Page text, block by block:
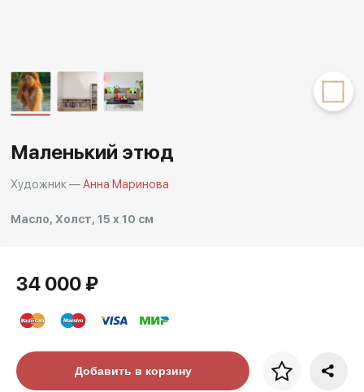
Маленький этюд
Художник —Анна Маринова
Масло, Холст, 15 x 10 см
34 000 ₽
Цена за багетДобавить в корзину